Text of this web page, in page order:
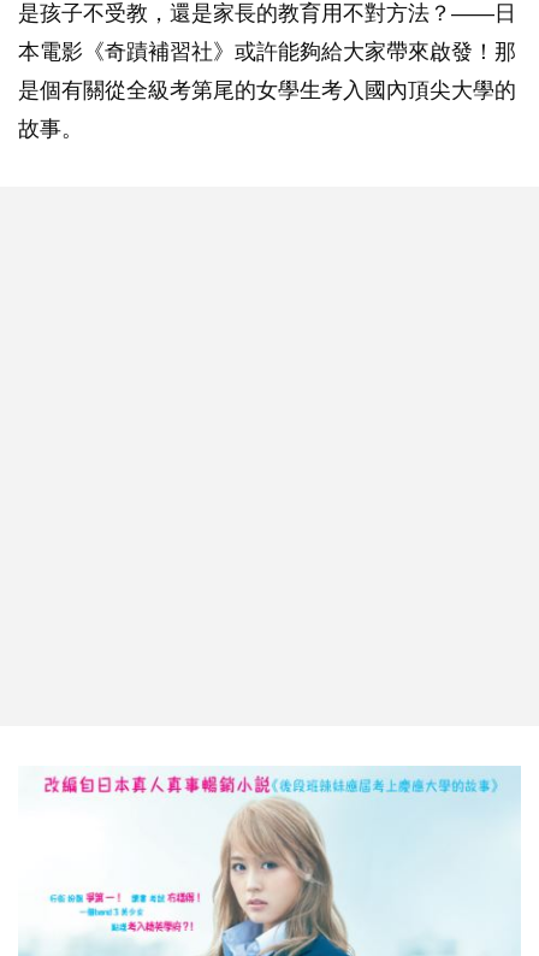
是孩子不受教，還是家長的教育用不對方法？——日
本電影《奇蹟補習社》或許能夠給大家帶來啟發！那
是個有關從全級考第尾的女學生考入國內頂尖大學的
故事。